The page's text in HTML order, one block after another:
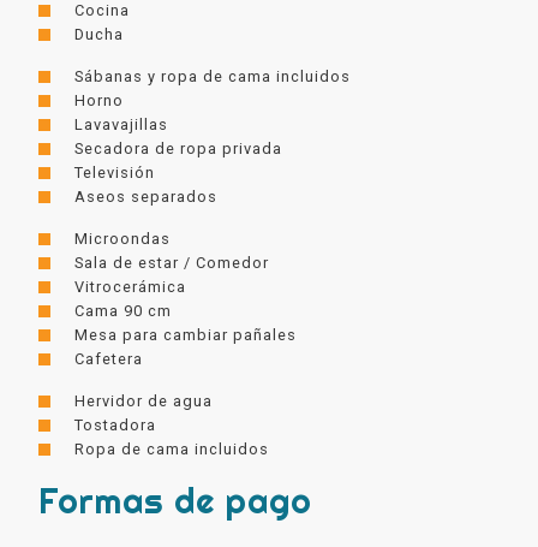
Cocina
Ducha
Sábanas y ropa de cama incluidos
Horno
Lavavajillas
Secadora de ropa privada
Televisión
Aseos separados
Microondas
Sala de estar / Comedor
Vitrocerámica
Cama 90 cm
Mesa para cambiar pañales
Cafetera
Hervidor de agua
Tostadora
Ropa de cama incluidos
Formas de pago